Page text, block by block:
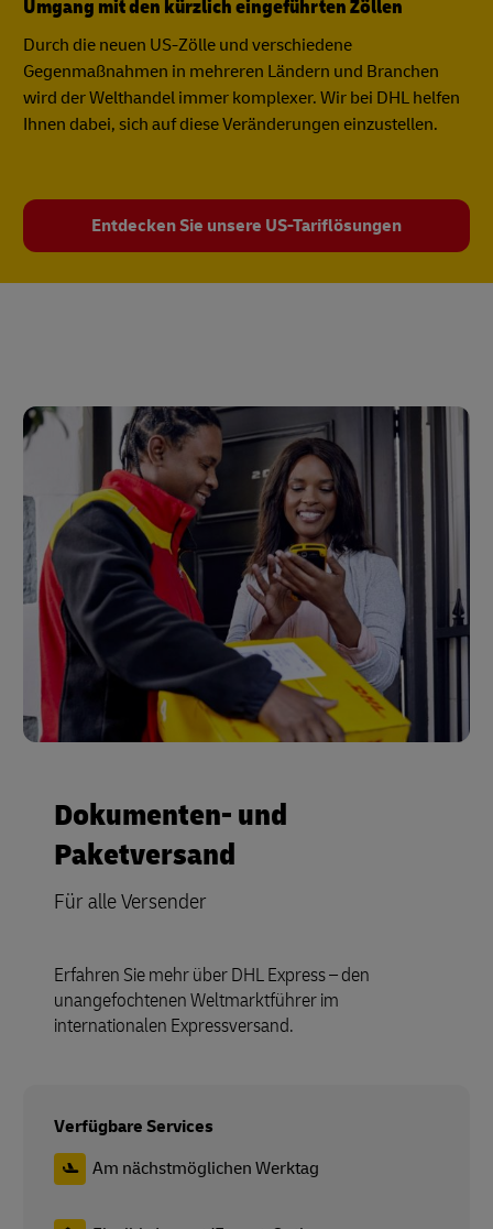
Umgang mit den kürzlich eingeführten Zöllen
Durch die neuen US-Zölle und verschiedene
Gegenmaßnahmen in mehreren Ländern und Branchen
wird der Welthandel immer komplexer. Wir bei DHL helfen
Ihnen dabei, sich auf diese Veränderungen einzustellen.
Entdecken Sie unsere US-Tariflösungen
Dokumenten- und
Paketversand
Für alle Versender
Erfahren Sie mehr über DHL Express – den
unangefochtenen Weltmarktführer im
internationalen Expressversand.
Verfügbare Services
Am nächstmöglichen Werktag